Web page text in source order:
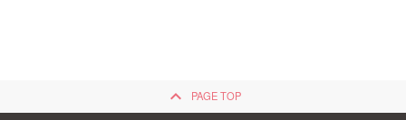
keyboard_arrow_up PAGE TOP